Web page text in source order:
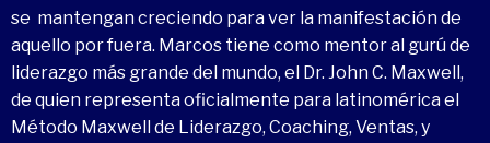
se mantengan creciendo para ver la manifestación de
aquello por fuera. Marcos tiene como mentor al gurú de
liderazgo más grande del mundo, el Dr. John C. Maxwell,
de quien representa oficialmente para latinomérica el
Método Maxwell de Liderazgo, Coaching, Ventas, y